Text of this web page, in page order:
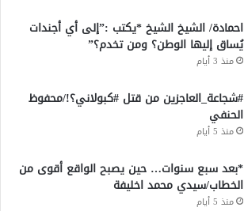
احمادة/ الشيخ الشيخ *يكتب :”إلى أي أجندات
يُساق إليها الوطن؟ ومن تخدم؟”
منذ 3 أيام
#شجاعة_العاجزين من قتل #كبولاني؟!/محفوظ
الحنفي
منذ 5 أيام
*بعد سبع سنوات… حين يصبح الواقع أقوى من
الخطاب/سيدي محمد اخليفة
منذ 5 أيام